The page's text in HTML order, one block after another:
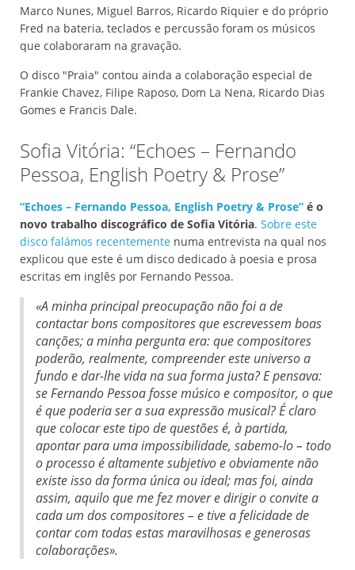
Marco Nunes, Miguel Barros, Ricardo Riquier e do próprio
Fred na bateria, teclados e percussão foram os músicos
que colaboraram na gravação.
O disco "Praia" contou ainda a colaboração especial de
Frankie Chavez, Filipe Raposo, Dom La Nena, Ricardo Dias
Gomes e Francis Dale.
Sofia Vitória: “Echoes – Fernando
Pessoa, English Poetry & Prose”
“Echoes – Fernando Pessoa, English Poetry & Prose” é o
novo trabalho discográfico de Sofia Vitória. Sobre este
disco falámos recentemente numa entrevista na qual nos
explicou que este é um disco dedicado à poesia e prosa
escritas em inglês por Fernando Pessoa.
«A minha principal preocupação não foi a de
contactar bons compositores que escrevessem boas
canções; a minha pergunta era: que compositores
poderão, realmente, compreender este universo a
fundo e dar-lhe vida na sua forma justa? E pensava:
se Fernando Pessoa fosse músico e compositor, o que
é que poderia ser a sua expressão musical? É claro
que colocar este tipo de questões é, à partida,
apontar para uma impossibilidade, sabemo-lo – todo
o processo é altamente subjetivo e obviamente não
existe isso da forma única ou ideal; mas foi, ainda
assim, aquilo que me fez mover e dirigir o convite a
cada um dos compositores – e tive a felicidade de
contar com todas estas maravilhosas e generosas
colaborações».